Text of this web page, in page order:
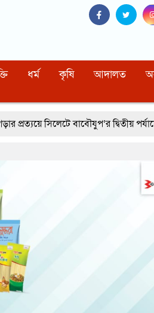
ধর্ম কৃষি আদালত
দ্বিতীয় পর্যায়ে বৃক্ষরোপণ কর্মসূচি